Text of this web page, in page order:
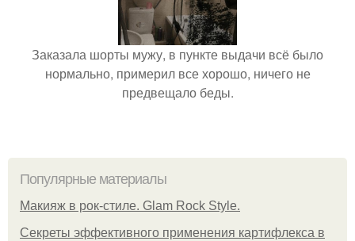
Заказала шорты мужу, в пункте выдачи всё было
нормально, примерил все хорошо, ничего не
предвещало беды.
Популярные материалы
Макияж в рок-стиле. Glam Rock Style.
Секреты эффективного применения картифлекса в